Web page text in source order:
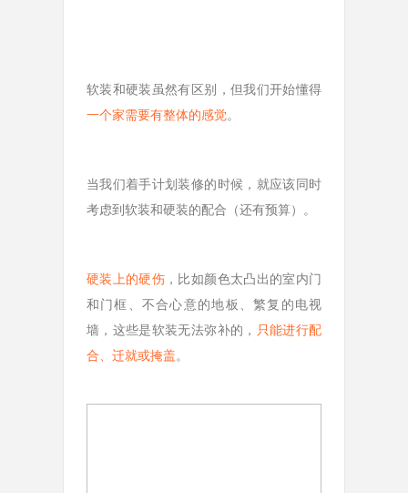
软装和硬装虽然有区别，但我们开始懂得
一个家需要有整体的感觉。
当我们着手计划装修的时候，就应该同时
考虑到软装和硬装的配合（还有预算）。
硬装上的硬伤 ，比如颜色太凸出的室内门
和门框、不合心意的地板、繁复的电视
墙，这些是软装无法弥补的， 只能进行配
合、迁就或掩盖。